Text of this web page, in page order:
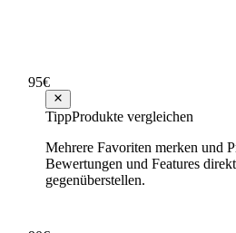
Hervorragend
95€
Dunlop Stiefel Dee,
Hervorragend
TippProdukte vergleichen
Mehrere Favoriten merken und
Bewertungen und Features direkt
gegenüberstellen.